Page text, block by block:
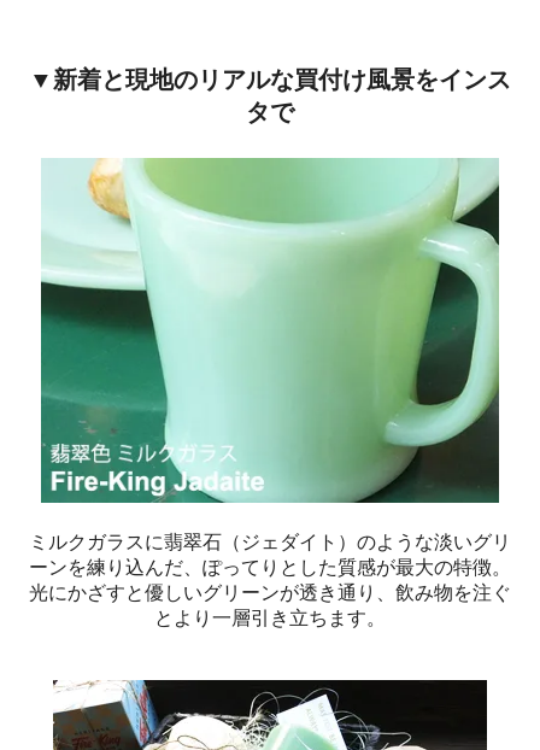
▼新着と現地のリアルな買付け風景をインス
タで
ミルクガラスに翡翠石（ジェダイト）のような淡いグリ
ーンを練り込んだ、ぽってりとした質感が最大の特徴。
光にかざすと優しいグリーンが透き通り、飲み物を注ぐ
とより一層引き立ちます。